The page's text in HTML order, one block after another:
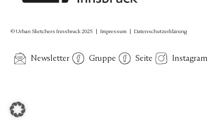
© Urban Sketchers Innsbruck 2025 |Impressum |Datenschutzerklärung
Newsletter Gruppe Seite Instagram